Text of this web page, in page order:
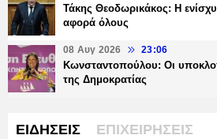
Τάκης Θεοδωρικάκος: Η
αφορά όλους
08 Αυγ 2026 23:06
Κωνσταντοπούλου: Οι
της Δημοκρατίας
ΕΙΔΗΣΕΙΣ ΕΠΙΧΕΙΡΗΣΕΙΣ